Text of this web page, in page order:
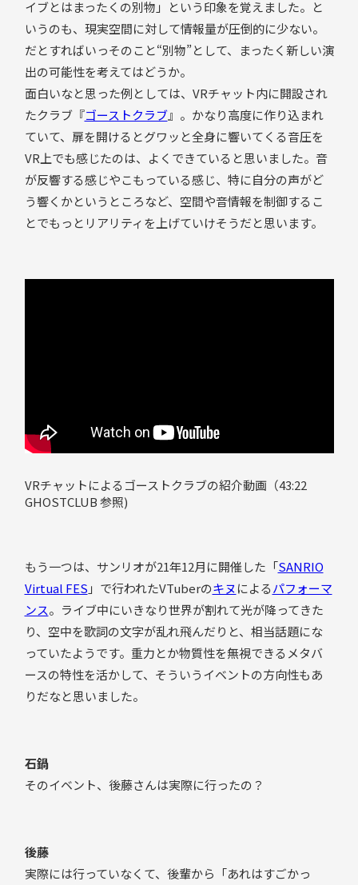
イブとはまったくの別物」という印象を覚えました。と
いうのも、現実空間に対して情報量が圧倒的に少ない。
だとすればいっそのこと“別物”として、まったく新しい演
出の可能性を考えてはどうか。
面白いなと思った例としては、VRチャット内に開設され
たクラブ『ゴーストクラブ』。かなり高度に作り込まれ
ていて、扉を開けるとグワッと全身に響いてくる音圧を
VR上でも感じたのは、よくできていると思いました。音
が反響する感じやこもっている感じ、特に自分の声がど
う響くかというところなど、空間や音情報を制御するこ
とでもっとリアリティを上げていけそうだと思います。
VRチャットによるゴーストクラブの紹介動画（43:22
GHOSTCLUB 参照)
もう一つは、サンリオが21年12月に開催した「SANRIO
Virtual FES 」で行われたVTuberのキヌによるパフォーマ
ンス。ライブ中にいきなり世界が割れて光が降ってきた
り、空中を歌詞の文字が乱れ飛んだりと、相当話題にな
っていたようです。重力とか物質性を無視できるメタバ
ースの特性を活かして、そういうイベントの方向性もあ
りだなと思いました。
石鍋
そのイベント、後藤さんは実際に行ったの？
後藤
実際には行っていなくて、後輩から「あれはすごかっ